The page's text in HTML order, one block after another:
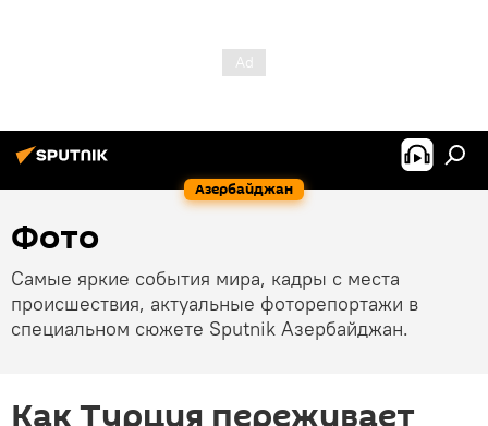
Азербайджан
Фото
Самые яркие события мира, кадры с места
происшествия, актуальные фоторепортажи в
специальном сюжете Sputnik Азербайджан.